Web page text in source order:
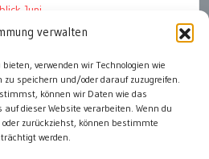
verwalten
verwenden wir Technologien wie
zu speichern und/oder darauf zuzugreifen.
können wir Daten wie das
dieser Website verarbeiten. Wenn du
zurückziehst, können bestimmte
werden.
Juni
ankommt
Studie 2026
im Weltmuseum